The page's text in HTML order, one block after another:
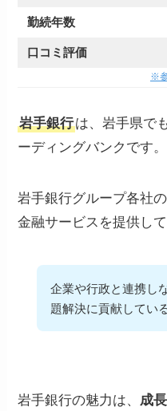
勤続年数
口コミ評価
※
岩手銀行は、岩手県で
ーディングバンクです。
岩手銀行グループ各社
金融サービスを提供して
企業や行政と連携し
題解決に貢献してい
岩手銀行の魅力は、 成